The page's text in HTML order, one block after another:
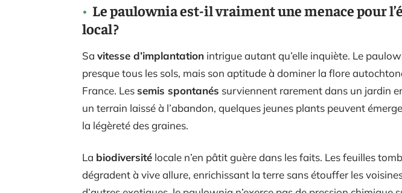
Le paulownia est-il vraiment une menace pour
local ?
Sa vitesse d’implantation intrigue autant qu’elle inquiète. Le
presque tous les sols, mais son aptitude à dominer la flore
France. Lessemis spontanés surviennent rarement dans un jardin
un terrain laissé à l’abandon, quelques jeunes plants peuvent
la légèreté des graines.
La biodiversité locale n’en pâtit guère dans les faits. Les feuilles
dégradent à vive allure, enrichissant la terre sans étouffer les